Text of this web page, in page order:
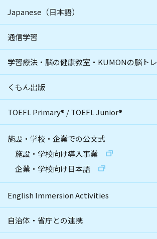
Japanese（日本語）
通信学習
学習療法・脳の健康教室・KUMONの脳トレ
くもん出版
TOEFL Primary® /TOEFL Junior®
施設・学校・企業での公文式
施設・学校向け導入事業
企業・学校向け日本語
English Immersion Activities
自治体・省庁との連携